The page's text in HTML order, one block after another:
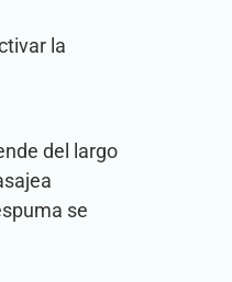
la
del largo
se